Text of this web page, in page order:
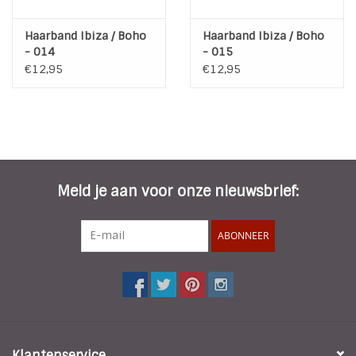
Haarband Ibiza / Boho
- 014
€12,95
Haarband Ibiza / Boho
- 015
€12,95
Meld je aan voor onze nieuwsbrief:
ABONNEER